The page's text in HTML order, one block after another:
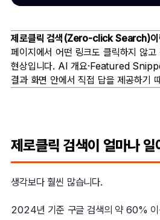
제로클릭 검색(Zero-click Search)
페이지에서 어떤 링크도 클릭하지 않고
현상입니다. AI 개요·Featured
결과 화면 안에서 직접 답을 제공하기
제로클릭 검색이 얼마나
생각보다 훨씬 많습니다.
2024년 기준 구글 검색의 약 60% 이